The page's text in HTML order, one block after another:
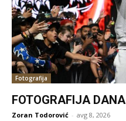
Fotografija
FOTOGRAFIJA DANA
Zoran Todorović - avg 8, 2026